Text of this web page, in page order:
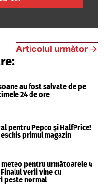
Articolul următor →
au fost salvate de pe
24 de ore
pentru Pepco și HalfPrice!
primul magazin
meteo pentru următoarele 4
verii vine cu
peste normal